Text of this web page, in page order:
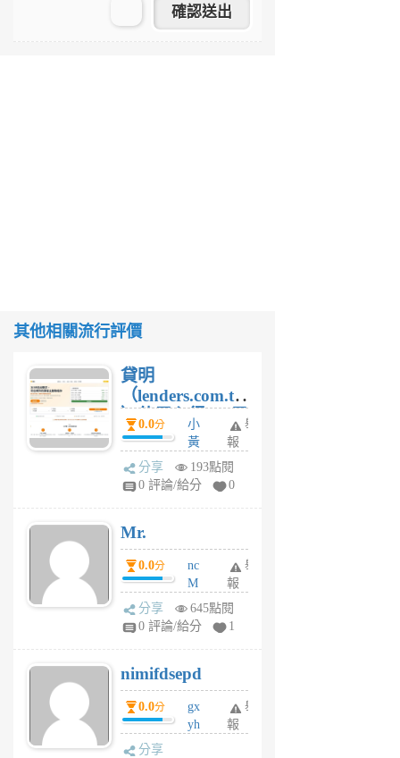
其他相關流行評價
貸明
（lenders.com.tw
）使用心得 — 民
間貸款比較平台
體驗
0.0分
小
黃
蜂
1
舉
報
分享
193點閱
0 評論/給分
0
Mr.
0.0分
nc
M
U
F
U
5
個
月
舉
報
分享
645點閱
0 評論/給分
1
nimifdsepd
0.0分
gx
yh
舉
報
分享